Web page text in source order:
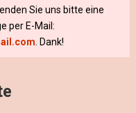
Sie uns bitte eine
per E-Mail:
. Dank!